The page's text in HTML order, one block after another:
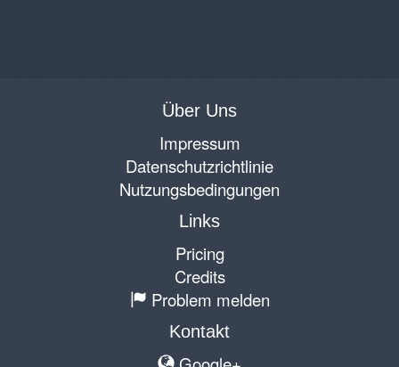
Über Uns
Impressum
Datenschutzrichtlinie
Nutzungsbedingungen
Links
Pricing
Credits
Problem melden
Kontakt